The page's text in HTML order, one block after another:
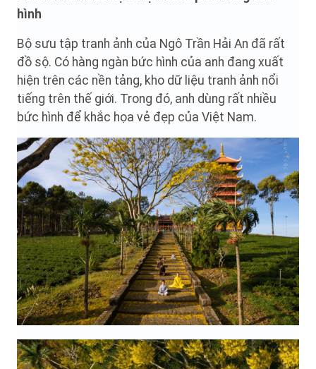
hình
Bộ sưu tập tranh ảnh của Ngô Trần Hải An đã rất
đồ sộ. Có hàng ngàn bức hình của anh đang xuất
hiện trên các nền tảng, kho dữ liệu tranh ảnh nổi
tiếng trên thế giới. Trong đó, anh dùng rất nhiều
bức hình để khắc họa vẻ đẹp của Việt Nam.